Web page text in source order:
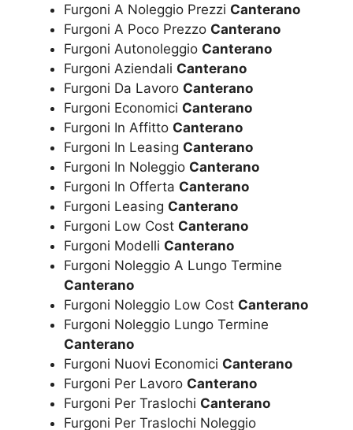
Furgoni A Noleggio Prezzi Canterano
Furgoni A Poco Prezzo Canterano
Furgoni Autonoleggio Canterano
Furgoni Aziendali Canterano
Furgoni Da Lavoro Canterano
Furgoni Economici Canterano
Furgoni In Affitto Canterano
Furgoni In Leasing Canterano
Furgoni In Noleggio Canterano
Furgoni In Offerta Canterano
Furgoni Leasing Canterano
Furgoni Low Cost Canterano
Furgoni Modelli Canterano
Furgoni Noleggio A Lungo Termine
Canterano
Furgoni Noleggio Low Cost Canterano
Furgoni Noleggio Lungo Termine
Canterano
Furgoni Nuovi Economici Canterano
Furgoni Per Lavoro Canterano
Furgoni Per Traslochi Canterano
Furgoni Per Traslochi Noleggio